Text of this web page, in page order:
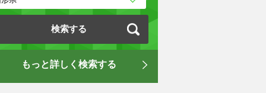
もっと詳しく検索する